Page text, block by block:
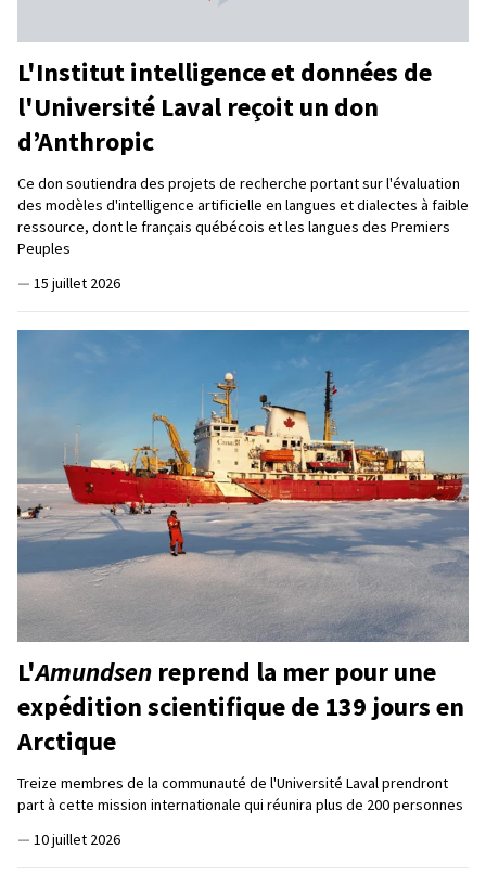
L'Institut intelligence et données de
l'Université Laval reçoit un don
d’Anthropic
Ce don soutiendra des projets de recherche portant sur l'évaluation
des modèles d'intelligence artificielle en langues et dialectes à faible
ressource, dont le français québécois et les langues des Premiers
Peuples
— 15 juillet 2026
L'Amundsen reprend la mer pour une
expédition scientifique de 139 jours en
Arctique
Treize membres de la communauté de l'Université Laval prendront
part à cette mission internationale qui réunira plus de 200 personnes
— 10 juillet 2026